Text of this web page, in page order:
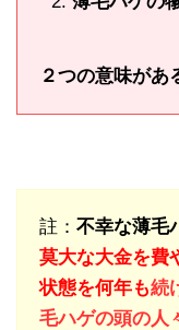
２つの意味があ
註： 不幸な薄毛
莫大な大金を費
状態を何年も続
毛ハゲの頭の人